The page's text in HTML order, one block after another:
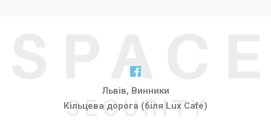
Львів, Винники
Кільцева дорога (біля Lux Cafe)